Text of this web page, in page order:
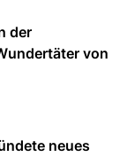
der
von
neues